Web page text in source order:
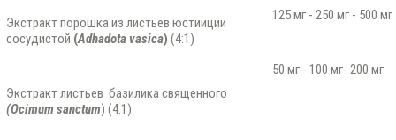
Экстракт порошка из листьев юстииции
сосудистой (Adhadota vasica) (4:1)
125 мг - 250 мг - 500 мг
Экстракт листьев базилика священного
(Ocimum sanctum) (4:1)
50 мг - 100 мг- 200 мг